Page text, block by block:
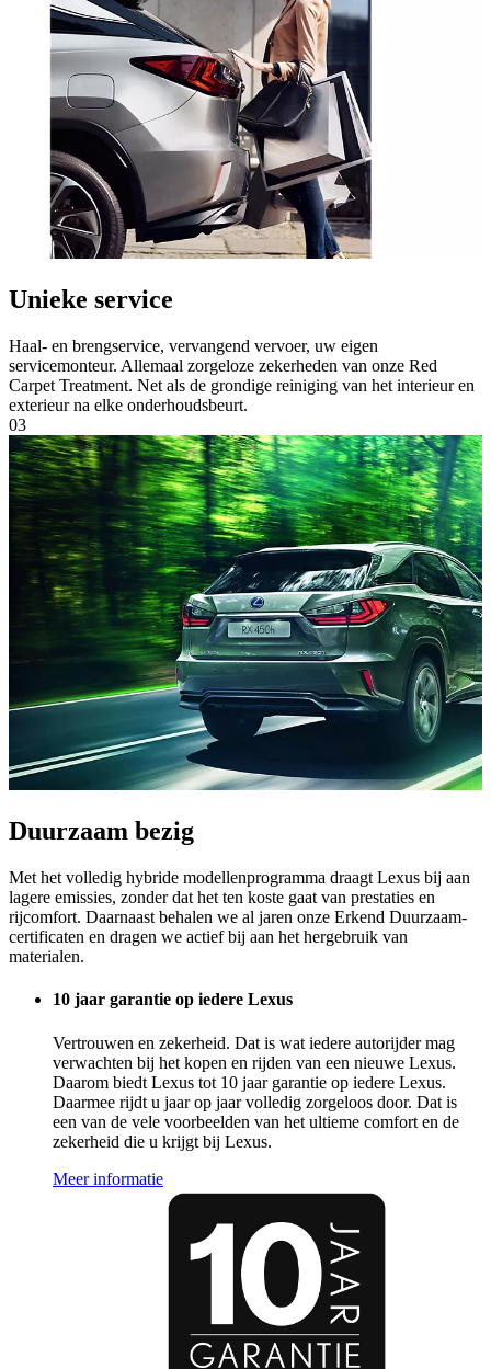
Unieke service
Haal- en brengservice, vervangend vervoer, uw eigen
servicemonteur. Allemaal zorgeloze zekerheden van onze Red
Carpet Treatment. Net als de grondige reiniging van het interieur en
exterieur na elke onderhoudsbeurt.
03
Duurzaam bezig
Met het volledig hybride modellenprogramma draagt Lexus bij aan
lagere emissies, zonder dat het ten koste gaat van prestaties en
rijcomfort. Daarnaast behalen we al jaren onze Erkend Duurzaam-
certificaten en dragen we actief bij aan het hergebruik van
materialen.
10 jaar garantie op iedere Lexus
Vertrouwen en zekerheid. Dat is wat iedere autorijder mag
verwachten bij het kopen en rijden van een nieuwe Lexus.
Daarom biedt Lexus tot 10 jaar garantie op iedere Lexus.
Daarmee rijdt u jaar op jaar volledig zorgeloos door. Dat is
een van de vele voorbeelden van het ultieme comfort en de
zekerheid die u krijgt bij Lexus.
Meer informatie